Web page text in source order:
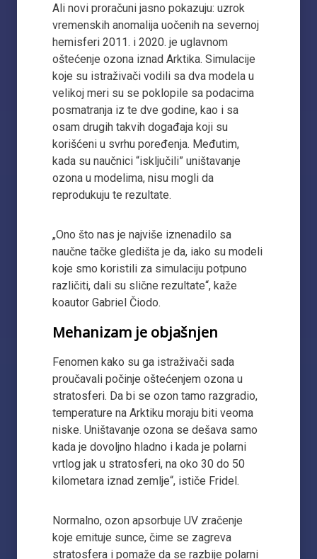
Ali novi proračuni jasno pokazuju: uzrok
vremenskih anomalija uočenih na severnoj
hemisferi 2011. i 2020. je uglavnom
oštećenje ozona iznad Arktika. Simulacije
koje su istraživači vodili sa dva modela u
velikoj meri su se poklopile sa podacima
posmatranja iz te dve godine, kao i sa
osam drugih takvih događaja koji su
korišćeni u svrhu poređenja. Međutim,
kada su naučnici “isključili” uništavanje
ozona u modelima, nisu mogli da
reprodukuju te rezultate.
„Ono što nas je najviše iznenadilo sa
naučne tačke gledišta je da, iako su modeli
koje smo koristili za simulaciju potpuno
različiti, dali su slične rezultate“, kaže
koautor Gabriel Čiodo.
Mehanizam je objašnjen
Fenomen kako su ga istraživači sada
proučavali počinje oštećenjem ozona u
stratosferi. Da bi se ozon tamo razgradio,
temperature na Arktiku moraju biti veoma
niske. Uništavanje ozona se dešava samo
kada je dovoljno hladno i kada je polarni
vrtlog jak u stratosferi, na oko 30 do 50
kilometara iznad zemlje“, ističe Fridel.
Normalno, ozon apsorbuje UV zračenje
koje emituje sunce, čime se zagreva
stratosfera i pomaže da se razbije polarni